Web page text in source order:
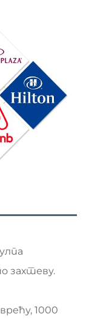
захтеву.
1000